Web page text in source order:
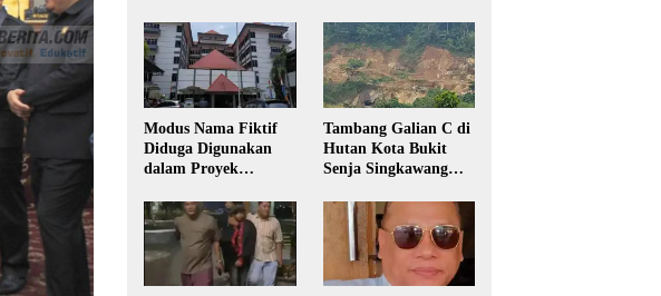
Modus Nama Fiktif
Diduga Digunakan
dalam Proyek
Tambang Galian C di
Hutan Kota Bukit
Senja Singkawang